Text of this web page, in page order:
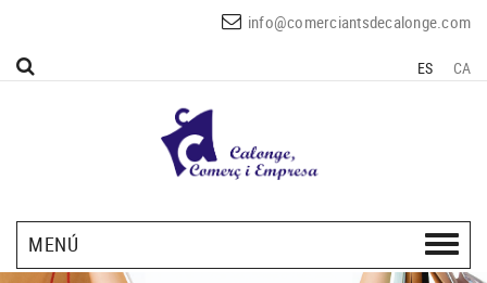
info@comerciantsdecalonge.com
ES CA
MENÚ